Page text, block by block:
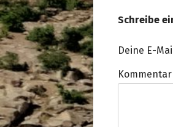
Schreibe
Deine E-
Kommentar